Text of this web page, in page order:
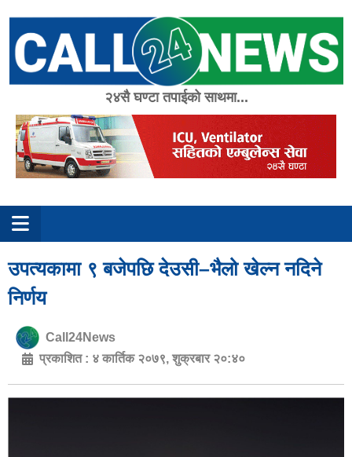
content
२४सै घण्टा तपाईको साथमा...
उपत्यकामा ९ बजेपछि देउसी–भैलो खेल्न नदिने
निर्णय
Call24News
प्रकाशित : ४ कार्तिक २०७९, शुक्रबार २०:४०